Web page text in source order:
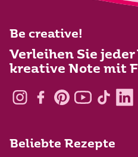
Be creative!
Verleihen Sie jeder
kreative Note mit
Beliebte Rezepte